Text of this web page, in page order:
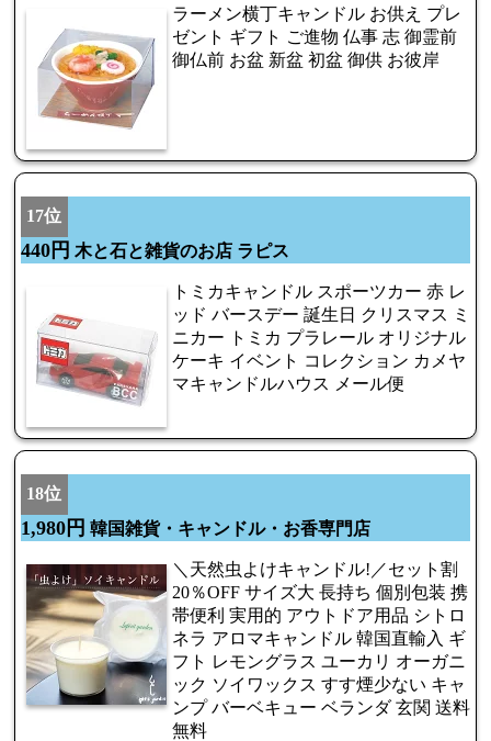
ラーメン横丁キャンドル お供え プレ
ゼント ギフト ご進物 仏事 志 御霊前
御仏前 お盆 新盆 初盆 御供 お彼岸
17位
440円 木と石と雑貨のお店 ラピス
トミカキャンドル スポーツカー 赤 レ
ッド バースデー 誕生日 クリスマス ミ
ニカー トミカ プラレール オリジナル
ケーキ イベント コレクション カメヤ
マキャンドルハウス メール便
18位
1,980円 韓国雑貨・キャンドル・お香専門店
＼天然虫よけキャンドル!／セット割
20％OFF サイズ大 長持ち 個別包装 携
帯便利 実用的 アウトドア用品 シトロ
ネラ アロマキャンドル 韓国直輸入 ギ
フト レモングラス ユーカリ オーガニ
ック ソイワックス すす煙少ない キャ
ンプ バーベキュー ベランダ 玄関 送料
無料